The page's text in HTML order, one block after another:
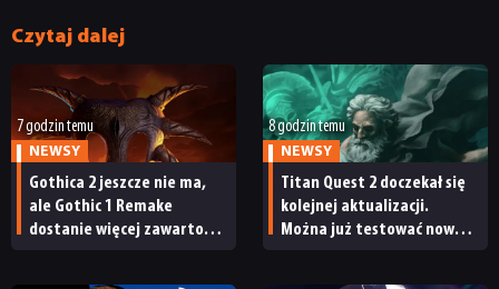
Czytaj dalej
7 godzin temu
NEWSY
Gothica 2 jeszcze nie ma,
ale Gothic 1 Remake
dostanie więcej zawartości.
8 godzin temu
NEWSY
Titan Quest 2 doczekał się
kolejnej aktualizacji.
Można już testować nową